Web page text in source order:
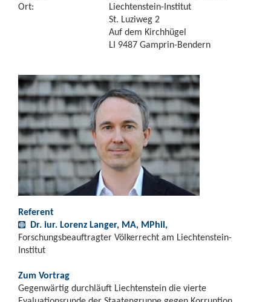
Ort:
Liechtenstein-Institut
St. Luziweg 2
Auf dem Kirchhügel
LI 9487 Gamprin-Bendern
Referent
Dr. iur. Lorenz Langer, MA, MPhil,
Forschungsbeauftragter Völkerrecht am Liechtenstein-
Institut
Zum Vortrag
Gegenwärtig durchläuft Liechtenstein die vierte